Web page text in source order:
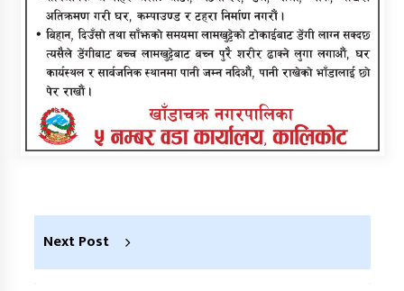
Next Post